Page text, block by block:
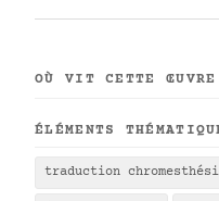
OÙ VIT CETTE ŒUVRE
ÉLÉMENTS
traduction